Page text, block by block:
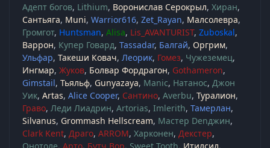
Адепт богов Lithium Воронислав Серокрыл Хиран
Сантьяга Muni Warrior616 Zet_Rayan Малсолевра
Громгот Huntsman Alisa Lis_AVANTURIST Zuboskal
Варрон Купер Говард Tassadar Балгай Оргрим
Ульфар Такеши Ковач Леорик Гомез Чужеземец
Ингмар Жуков Болвар Фордрагон Gothameron
Gimstail Тьяльф Gunyazaya Manic Натанос Джон
Уик Artas Alice Cooper Сантино Averbu Туралион
Граво Леди Лиадрин Artorias Imlerith Тамерлан
Silvanus Grommash Hellscream Мастер Denджин
Clark Kent Драго ARROM Харконен Декстер